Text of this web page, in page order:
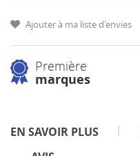
Ajouter à ma liste d'envies
Première
marques
EN SAVOIR PLUS